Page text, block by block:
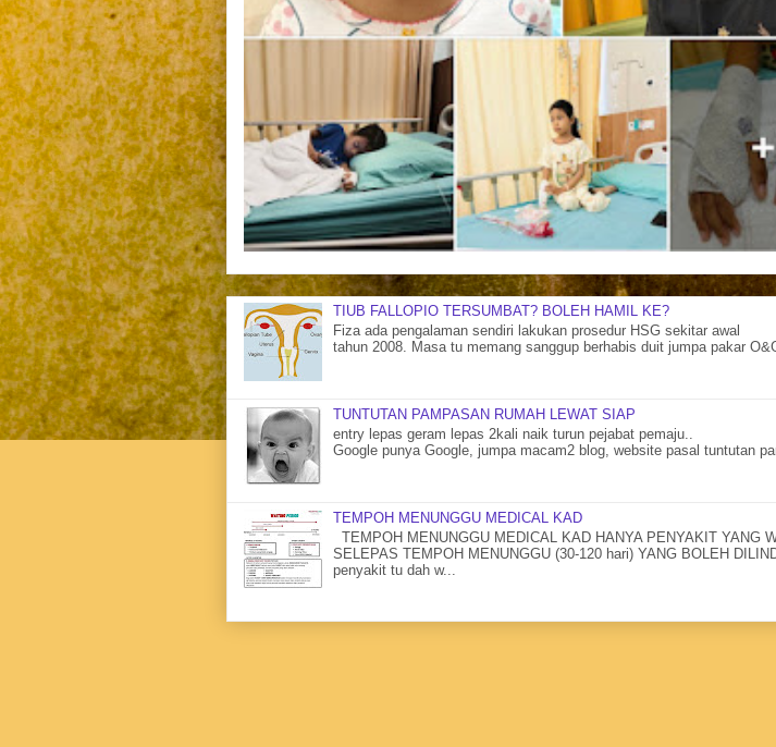
TIUB FALLOPIO TERSUMBAT? BOLEH HAMIL KE?
Fiza ada pengalaman sendiri lakukan prosedur HSG sekitar awal
tahun 2008. Masa tu memang sanggup berhabis duit jumpa pakar
TUNTUTAN PAMPASAN RUMAH LEWAT SIAP
entry lepas geram lepas 2kali naik turun pejabat pemaju..
Google punya Google, jumpa macam2 blog, website pasal tuntutan
TEMPOH MENUNGGU MEDICAL KAD
TEMPOH MENUNGGU MEDICAL KAD HANYA PENYAKIT YANG
SELEPAS TEMPOH MENUNGGU (30-120 hari) YANG BOLEH
penyakit tu dah w...